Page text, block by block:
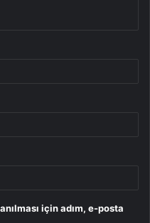
için adım, e-posta